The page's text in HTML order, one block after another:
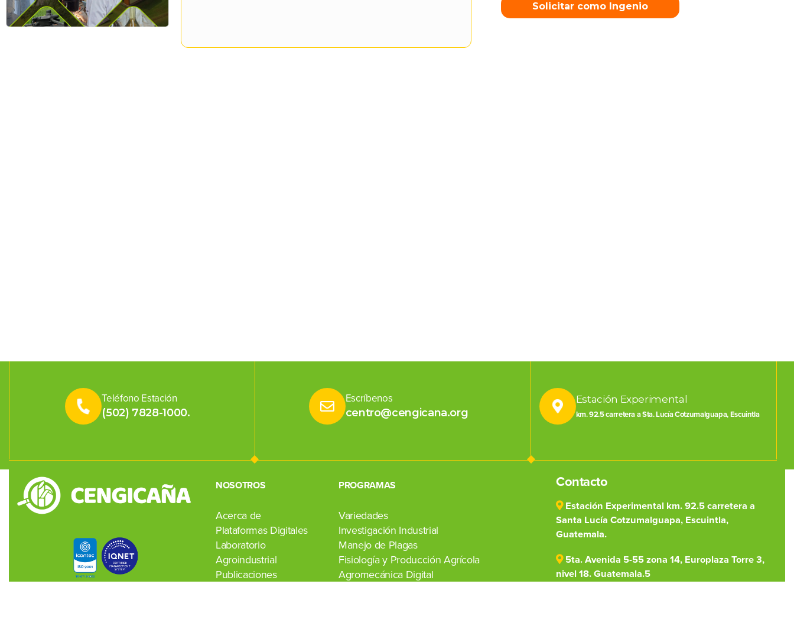
Solicitar como Ingenio
Teléfono Estación
(502) 7828-1000.
Escríbenos
centro@cengicana.org
Estación Experimental
km. 92.5 carretera a Sta. Lucía Cotzumalguapa, Escuintla
NOSOTROS
Acerca de
Plataformas Digitales
Laboratorio
Agroindustrial
Publicaciones
PROGRAMAS
Variedades
Investigación Industrial
Manejo de Plagas
Fisiología y Producción Agrícola
Agromecánica Digital
Contacto
Estación Experimental km. 92.5 carretera a
Santa Lucía Cotzumalguapa, Escuintla,
Guatemala.
5ta. Avenida 5-55 zona 14, Europlaza Torre 3,
nivel 18. Guatemala.5